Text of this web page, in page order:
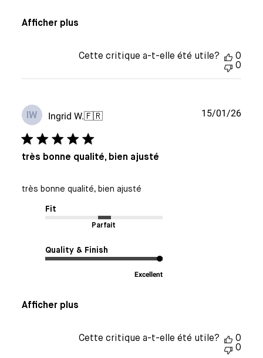
Afficher plus
Cette critique a-t-elle été utile?
0
0
IW Ingrid W.🇫🇷
très bonne qualité, bien ajusté
très bonne qualité, bien ajusté
Fit
Parfait
Quality & Finish
Excellent
Afficher plus
Date
15/01/26
Cette critique a-t-elle été utile?
0
0